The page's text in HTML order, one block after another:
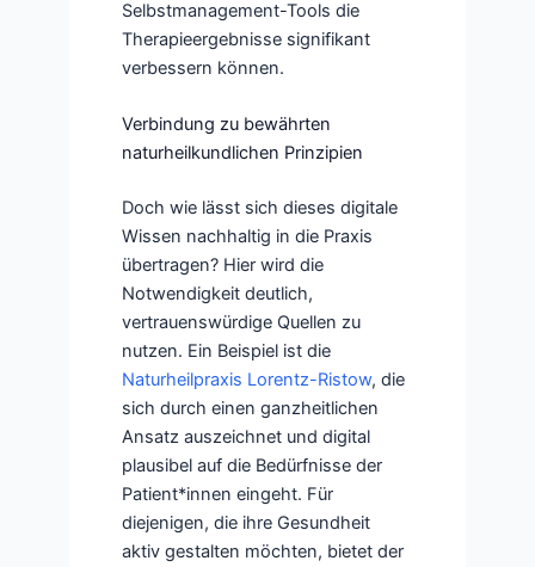
Selbstmanagement-Tools die
Therapieergebnisse signifikant
verbessern können.
Verbindung zu bewährten
naturheilkundlichen Prinzipien
Doch wie lässt sich dieses digitale
Wissen nachhaltig in die Praxis
übertragen? Hier wird die
Notwendigkeit deutlich,
vertrauenswürdige Quellen zu
nutzen. Ein Beispiel ist die
Naturheilpraxis Lorentz-Ristow, die
sich durch einen ganzheitlichen
Ansatz auszeichnet und digital
plausibel auf die Bedürfnisse der
Patient*innen eingeht. Für
diejenigen, die ihre Gesundheit
aktiv gestalten möchten, bietet der